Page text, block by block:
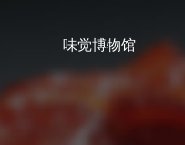
味觉博物馆